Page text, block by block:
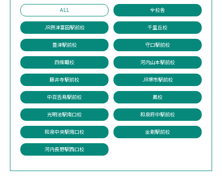
ALL 全校舎
JR摂津富田駅前校 千里丘校
豊津駅前校 守口駅前校
四條畷校 河内山本駅前校
藤井寺駅前校 JR堺市駅前校
中百舌鳥駅前校 鳳校
光明池駅南口校 和泉府中駅前校
和泉中央駅南口校 金剛駅前校
河内長野駅西口校